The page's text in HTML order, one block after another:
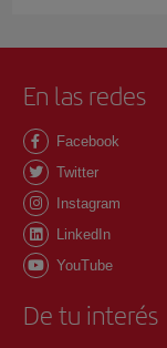
En las redes
Facebook
Twitter
Instagram
LinkedIn
YouTube
De tu interés